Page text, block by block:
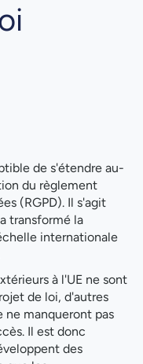
de s'étendre au-
du règlement
(RGPD). Il s'agit
transformé la
internationale
à l'UE ne sont
de loi, d'autres
ne manqueront pas
Il est donc
des